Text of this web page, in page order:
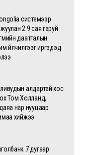
системээр
2.9 сая гаруй
даатгалын
үйлчилгээг иргэдэд
алдартай хос
Том Холланд,
нар нууцаар
хийжээ
7 дугаар